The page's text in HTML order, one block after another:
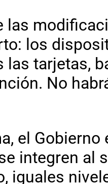
las
los
las tarjetas,
No
el
integren al
iguales